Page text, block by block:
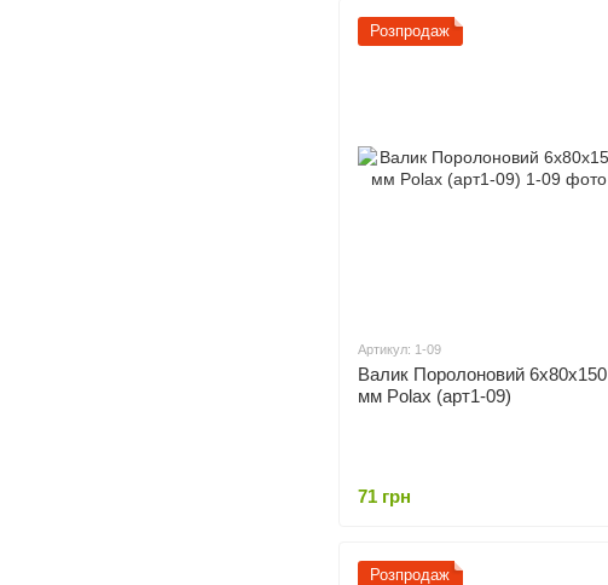
Розпродаж
Артикул: 1-09
Валик Поролоновий 6х80х150
мм Polax (арт1-09)
71 грн
Розпродаж